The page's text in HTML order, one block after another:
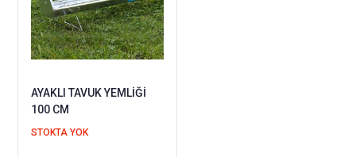
AYAKLI TAVUK YEMLİĞİ
100 CM
STOKTA YOK